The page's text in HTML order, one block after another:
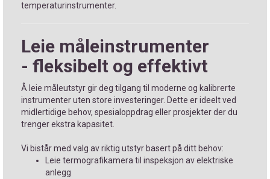
temperaturinstrumenter.
Leie måleinstrumenter
- fleksibelt og effektivt
Å leie måleutstyr gir deg tilgang til moderne og kalibrerte
instrumenter uten store investeringer. Dette er ideelt ved
midlertidige behov, spesialoppdrag eller prosjekter der du
trenger ekstra kapasitet.
Vi bistår med valg av riktig utstyr basert på ditt behov:
Leie termografikamera til inspeksjon av elektriske
anlegg